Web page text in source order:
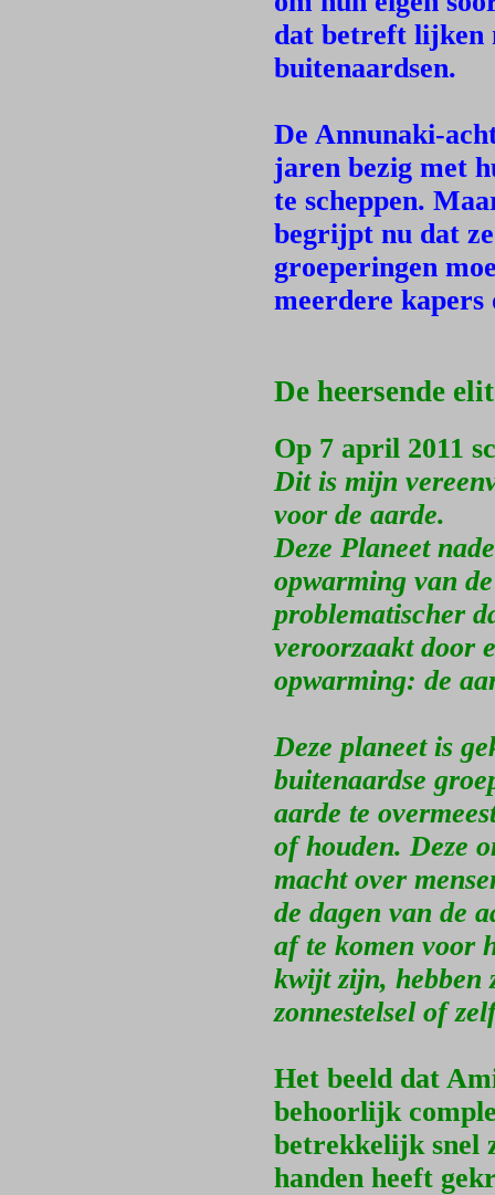
dat betreft lijken
buitenaardsen.
De Annunaki-
jaren bezig met
te scheppen.
begrijpt nu dat
groeperingen
meerdere
De heersende
Op 7 april 2011
Dit is mijn
voor de aarde.
Deze Planeet
opwarming van
problematischer
veroorzaakt door
opwarming: de
Deze planeet is
buitenaardse
aarde te
of houden. Deze
macht over
de dagen van de
af te komen voor
kwijt zijn, hebben
zonnestelsel of
Het beeld dat
behoorlijk
betrekkelijk snel
handen heeft